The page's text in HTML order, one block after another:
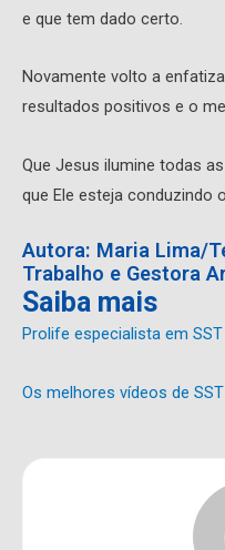
e que tem dado certo.
Novamente volto a
resultados positivos e o
Que Jesus ilumine todas
que Ele esteja conduzindo
Autora: Maria Lima/
Trabalho e Gestora
Saiba mais
Prolife especialista em
Os melhores vídeos de